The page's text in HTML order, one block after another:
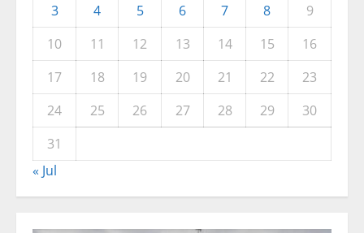
3
4 5 6 7 8
9
10
11 12 13 14 15
16
17
18 19 20 21 22
23
24
25 26 27 28 29
30
31
« Jul